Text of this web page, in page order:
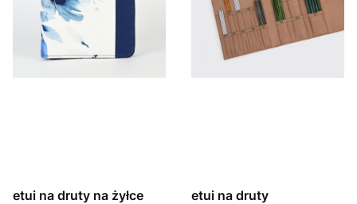
etui na druty na żyłce
etui na druty